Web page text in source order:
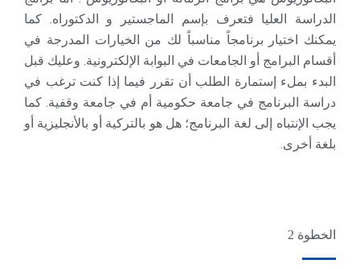
الدراسة العليا فتعرف بإسم الماجستير و الدكتوراه. كما
يمكنك اختيار برنامجاً مناسباً لك من الخيارات المدرجة في
أقسام البرامج أو الجامعات في البوابة الإلكترونية. وعليك قبل
البدء بملء إستمارة الطلب أن تقرر فيما إذا كنت ترغب في
دراسة البرنامج في جامعة حكومية أم في جامعة وقفية. كما
يجب الإنتباه إلى لغة البرنامج؛ هل هو بالتركية أو بالأنجليزية أو
بلغة أخرى.
الخطوة 2